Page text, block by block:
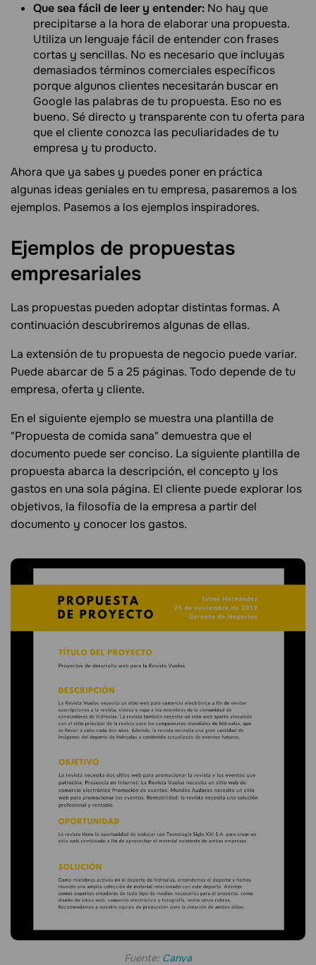
Que sea fácil de leer y entender: No hay que
precipitarse a la hora de elaborar una propuesta.
Utiliza un lenguaje fácil de entender con frases
cortas y sencillas. No es necesario que incluyas
demasiados términos comerciales específicos
porque algunos clientes necesitarán buscar en
Google las palabras de tu propuesta. Eso no es
bueno. Sé directo y transparente con tu oferta para
que el cliente conozca las peculiaridades de tu
empresa y tu producto.
Ahora que ya sabes y puedes poner en práctica
algunas ideas geniales en tu empresa, pasaremos a los
ejemplos. Pasemos a los ejemplos inspiradores.
Ejemplos de propuestas
empresariales
Las propuestas pueden adoptar distintas formas. A
continuación descubriremos algunas de ellas.
La extensión de tu propuesta de negocio puede variar.
Puede abarcar de 5 a 25 páginas. Todo depende de tu
empresa, oferta y cliente.
En el siguiente ejemplo se muestra una plantilla de
"Propuesta de comida sana" demuestra que el
documento puede ser conciso. La siguiente plantilla de
propuesta abarca la descripción, el concepto y los
gastos en una sola página. El cliente puede explorar los
objetivos, la filosofía de la empresa a partir del
documento y conocer los gastos.
Fuente: Canva